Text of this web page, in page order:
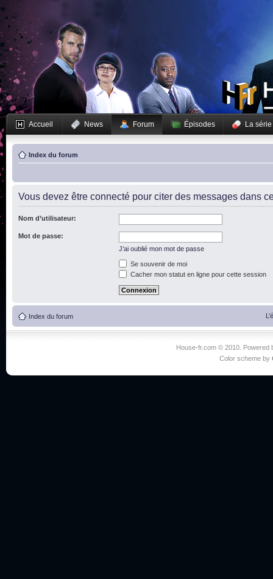
Accueil News Forum Épisodes La série
Index du forum
Vous devez être connecté pour citer des messages dans
Nom d’utilisateur:
Mot de passe:
J’ai oublié mon mot de passe
Se souvenir de moi
Cacher mon statut en ligne pour cette session
Index du forum
House-fr.com © 2010. Powered
Color scheme by